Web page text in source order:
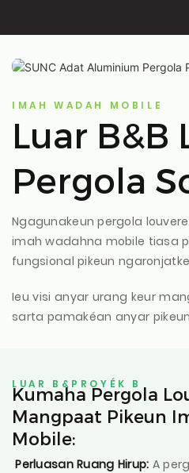
IMAH WADAH MOBILE
Luar B&B
Pergola
Ngagunakeun pergola
imah wadahna mobile tiasa
fungsional pikeun
Ieu visi anyar urang keur
sarta pamakéan anyar
LUAR B&PROYÉK B
Kumaha Pergola
Mangpaat Pikeun
Mobile:
Perluasan Ruang Hirup: A